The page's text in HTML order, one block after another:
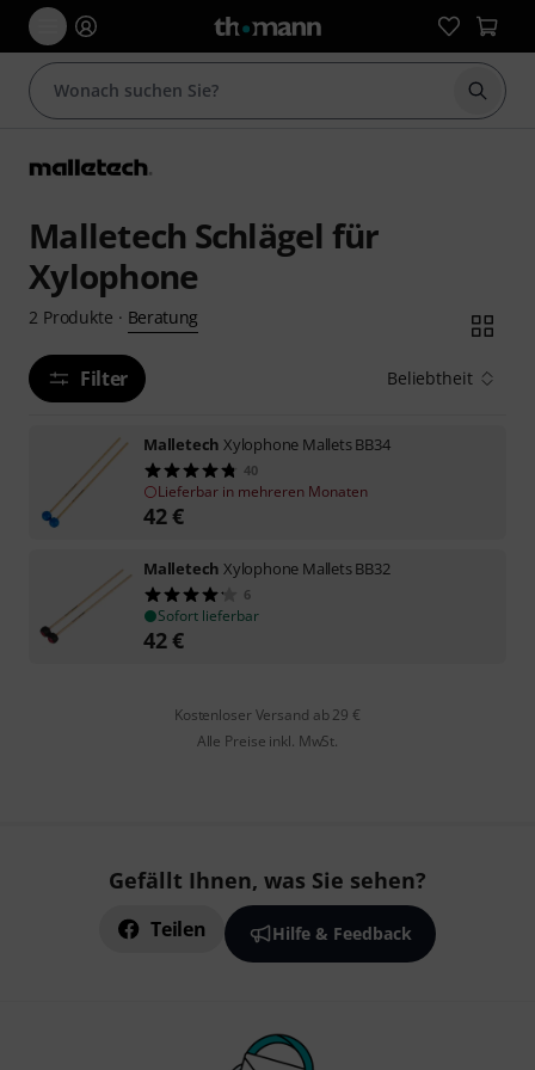
Suche
Malletech Schlägel für
Xylophone
2 Produkte · Beratung
Filter Beliebtheit
Malletech Xylophone Mallets BB34
40
Lieferbar in mehreren Monaten
42€
Malletech Xylophone Mallets BB32
6
Sofort lieferbar
42€
Kostenloser Versand ab 29 €
Alle Preise inkl. MwSt.
Gefällt Ihnen, was Sie sehen?
Teilen Hilfe & Feedback